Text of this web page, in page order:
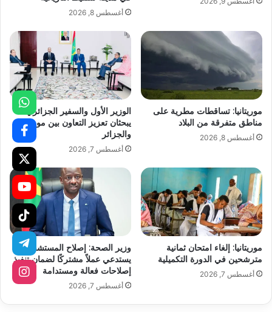
أغسطس 8, 2026
موريتانيا: تساقطات مطرية على
مناطق متفرقة من البلاد
أغسطس 8, 2026
الوزير الأول والسفير الجزائري
يبحثان تعزيز التعاون بين موريتانيا
والجزائر
أغسطس 7, 2026
موريتانيا: إلغاء امتحان ثمانية
مترشحين في الدورة التكميلية
أغسطس 7, 2026
وزير الصحة: إصلاح المستشفيات
يستدعي عملاً مشتركًا لضمان تنفيذ
إصلاحات فعالة ومستدامة
أغسطس 7, 2026